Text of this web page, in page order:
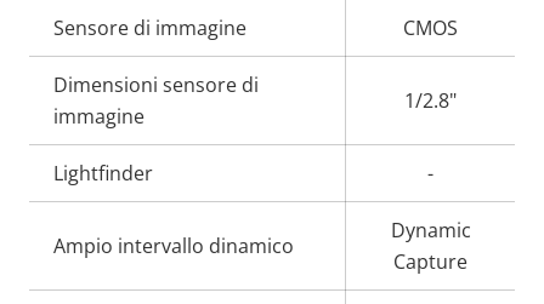
Descrizione
della
proprietà
Valore
della
proprietà
Sensore di immagine CMOS
Dimensioni sensore di
immagine
1/2.8"
Lightfinder -
Ampio intervallo dinamico
Dynamic
Capture